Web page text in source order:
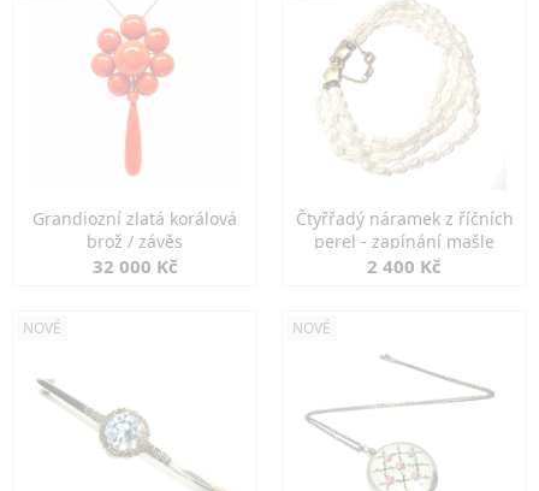
Grandiozní zlatá korálová
brož / závěs
32 000 Kč
Čtyřřadý náramek z říčních
perel - zapínání mašle
2 400 Kč
NOVÉ NOVÉ